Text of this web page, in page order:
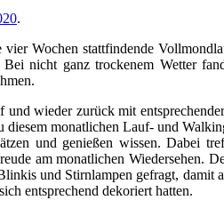
.
Wochen stattfindende
nicht ganz trockenem Wetter
wieder zurück mit
monatlichen Lauf- und
und genießen wissen. Dabei
am monatlichen Wiedersehen.
und Stirnlampen gefragt,
entsprechend dekoriert hatten.